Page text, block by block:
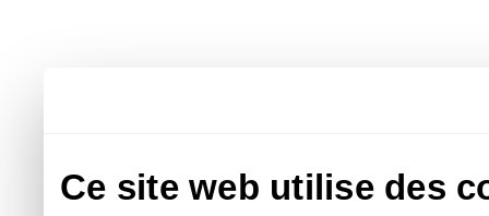
Ce site web utilise des